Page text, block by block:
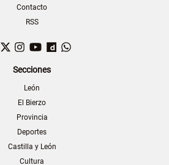
Contacto
RSS
Facebook
TwitterInstagram
YouTubeDailymotion
Secciones
León
El Bierzo
Provincia
Deportes
Castilla y León
Cultura